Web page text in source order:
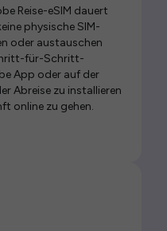
Reise-eSIM dauert
physische SIM-
oder austauschen
für-Schritt-
App oder auf der
Abreise zu installieren
online zu gehen.